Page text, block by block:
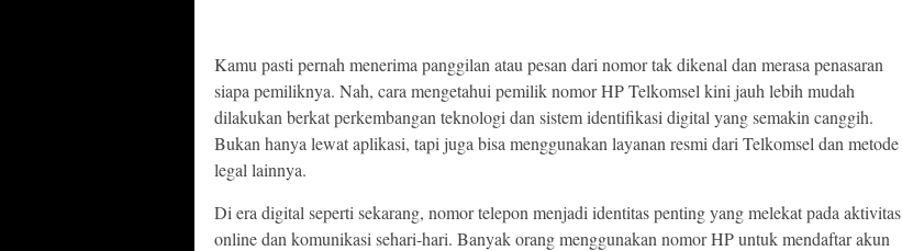
Kamu pasti pernah menerima panggilan atau pesan dari nomor tak dikenal dan merasa penasaran
siapa pemiliknya. Nah, cara mengetahui pemilik nomor HP Telkomsel kini jauh lebih mudah
dilakukan berkat perkembangan teknologi dan sistem identifikasi digital yang semakin canggih.
Bukan hanya lewat aplikasi, tapi juga bisa menggunakan layanan resmi dari Telkomsel dan metode
legal lainnya.
Di era digital seperti sekarang, nomor telepon menjadi identitas penting yang melekat pada aktivitas
online dan komunikasi sehari-hari. Banyak orang menggunakan nomor HP untuk mendaftar akun